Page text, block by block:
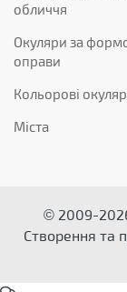
обличчя
Окуляри за
оправи
Кольорові
Міста
© 2009-
Створення та